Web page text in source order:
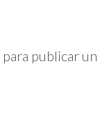
para publicar un